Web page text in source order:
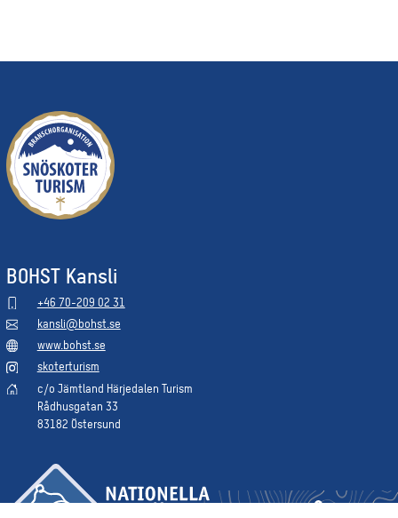
BOHST Kansli
+46 70-209 02 31
kansli@bohst.se
www.bohst.se
skoterturism
c/o Jämtland Härjedalen Turism
Rådhusgatan 33
83182 Östersund